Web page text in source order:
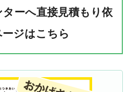
ーへ直接見積もり依
ジはこちら